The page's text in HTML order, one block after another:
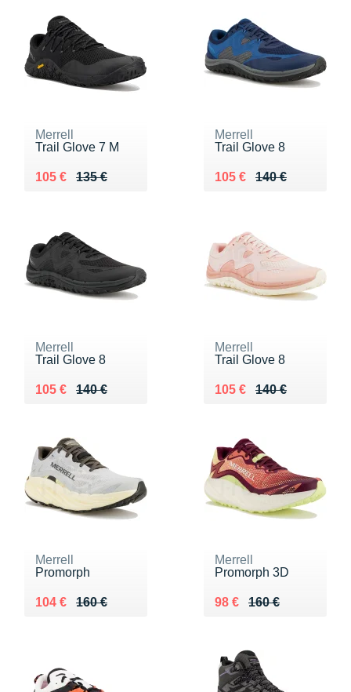
Merrell
Trail Glove 7 M
135 €
Au lieu de 135 €
105 €
Vendu 105 €
Merrell
Trail Glove 8
140 €
Au lieu de 140 €
105 €
Vendu 105 €
Merrell
Trail Glove 8
140 €
Au lieu de 140 €
105 €
Vendu 105 €
Merrell
Trail Glove 8
140 €
Au lieu de 140 €
105 €
Vendu 105 €
Merrell
Promorph
160 €
Au lieu de 160 €
104 €
Vendu 104 €
Merrell
Promorph 3D
160 €
Au lieu de 160 €
98 €
Vendu 98 €